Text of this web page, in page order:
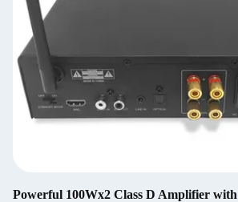
Powerful 100Wx2 Class D Amplifier